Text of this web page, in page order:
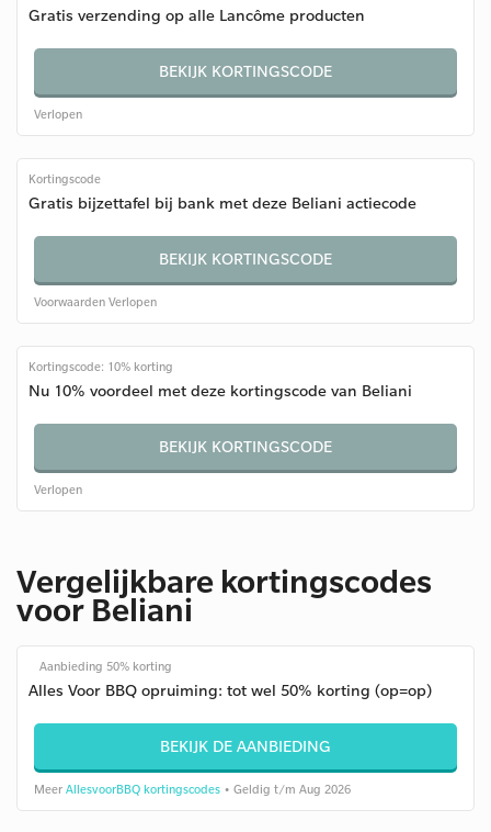
Gratis verzending op alle Lancôme producten
BEKIJK KORTINGSCODE
Verlopen
Kortingscode
Gratis bijzettafel bij bank met deze Beliani actiecode
BEKIJK KORTINGSCODE
Voorwaarden Verlopen
Kortingscode: 10% korting
Nu 10% voordeel met deze kortingscode van Beliani
BEKIJK KORTINGSCODE
Verlopen
Vergelijkbare kortingscodes
voor Beliani
Aanbieding 50% korting
Alles Voor BBQ opruiming: tot wel 50% korting (op=op)
BEKIJK DE AANBIEDING
Meer AllesvoorBBQ kortingscodes • Geldig t/m Aug 2026